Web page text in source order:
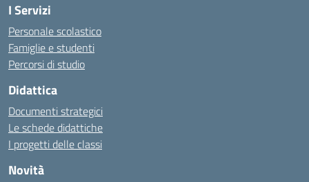
I Servizi
Personale scolastico
Famiglie e studenti
Percorsi di studio
Didattica
Documenti strategici
Le schede didattiche
I progetti delle classi
Novità